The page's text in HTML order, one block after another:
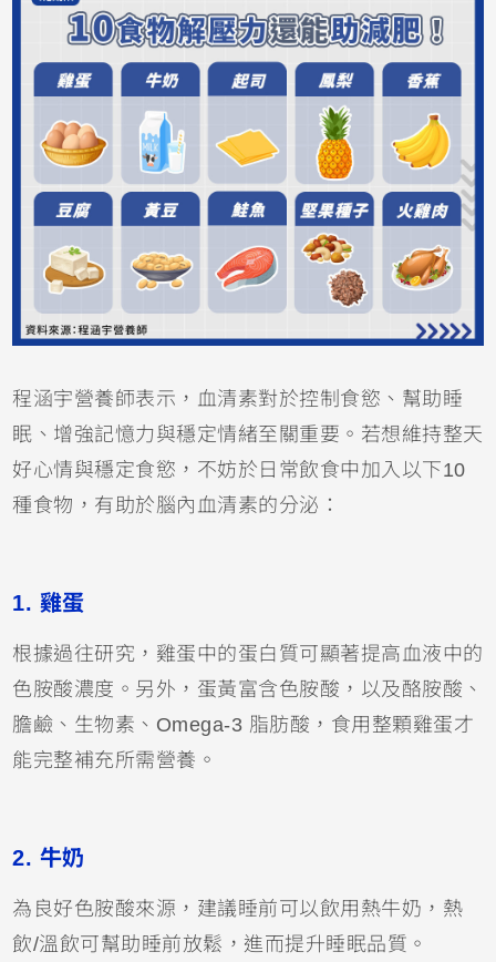
程涵宇營養師表示，血清素對於控制食慾、幫助睡
眠、增強記憶力與穩定情緒至關重要。若想維持整天
好心情與穩定食慾，不妨於日常飲食中加入以下10
種食物，有助於腦內血清素的分泌：
1. 雞蛋
根據過往研究，雞蛋中的蛋白質可顯著提高血液中的
色胺酸濃度。另外，蛋黃富含色胺酸，以及酪胺酸、
膽鹼、生物素、Omega-3 脂肪酸，食用整顆雞蛋才
能完整補充所需營養。
2. 牛奶
為良好色胺酸來源，建議睡前可以飲用熱牛奶，熱
飲/溫飲可幫助睡前放鬆，進而提升睡眠品質。